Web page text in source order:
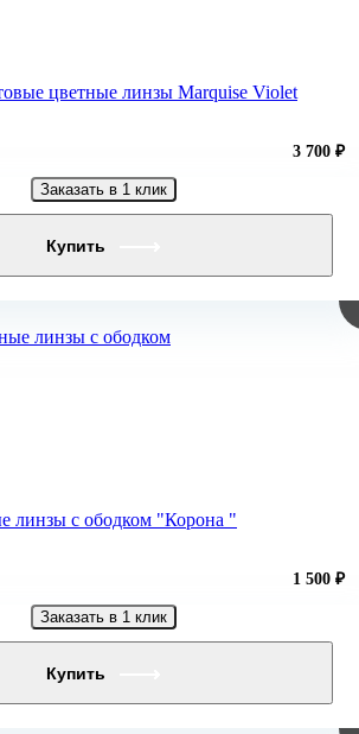
цветные линзы Marquise Violet
3 700 ₽
Заказать в 1 клик
линзы c ободком "Корона "
1 500 ₽
Заказать в 1 клик